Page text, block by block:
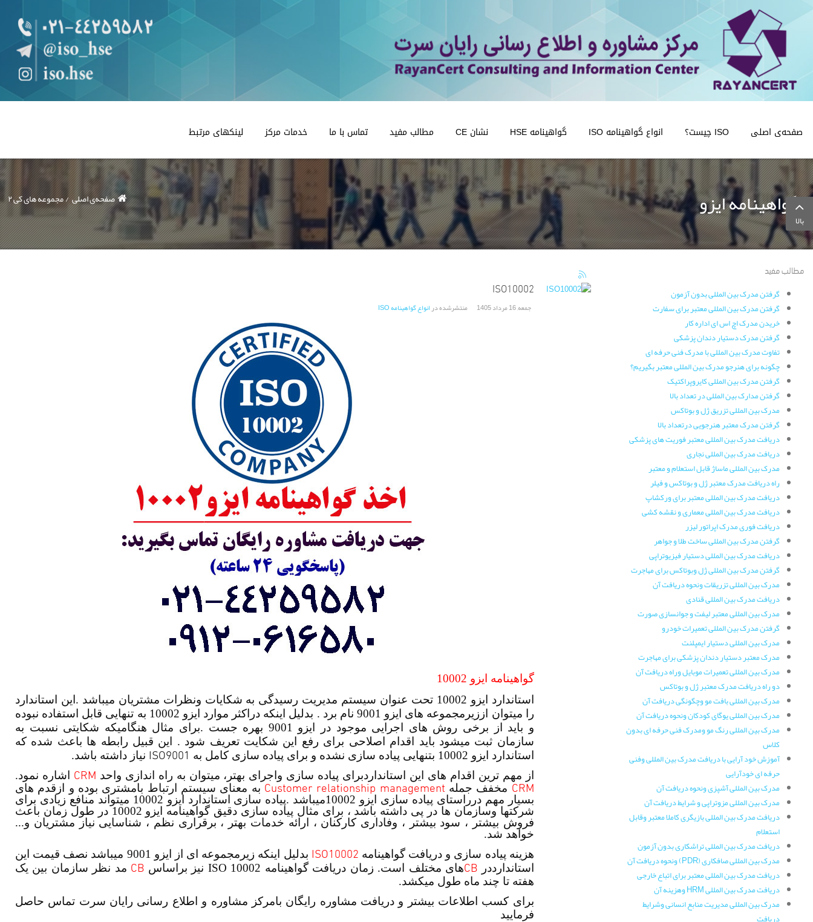
صفحه‌ی اصلی ISO چیست؟ انواع گواهینامه ISO گواهینامه HSE نشان CE مطالب مفید تماس با ما خدمات مرکز لینکهای مرتبط
صفحه‌ی اصلی مجموعه های کی ۲ گواهینامه ایزو
مطالب مفید
گرفتن مدرک بین المللی بدون آزمون
گرفتن مدرک بین المللی معتبر برای سفارت
خریدن مدرک اچ اس ای اداره کار
گرفتن مدرک دستیار دندان پزشکی
تفاوت مدرک بین المللی با مدرک فنی حرفه ای
چگونه برای هنرجو مدرک بین المللی معتبر بگیریم؟
گرفتن مدرک بین المللی کایروپراکتیک
گرفتن مدارک بین المللی در تعداد بالا
مدرک بین المللی تزریق ژل و بوتاکس
گرفتن مدرک معتبر هنرجویی درتعداد بالا
دریافت مدرک بین المللی معتبر فوریت های پزشکی
دریافت مدرک بین المللی نجاری
مدرک بین المللی ماساژ قابل استعلام و معتبر
راه دریافت مدرک معتبر ژل و بوتاکس و فیلر
دریافت مدرک بین المللی معتبر برای ورکشاپ
دریافت مدرک بین المللی معماری و نقشه کشی
دریافت فوری مدرک اپراتور لیزر
گرفتن مدرک بین المللی ساخت طلا و جواهر
دریافت مدرک بین المللی دستیار فیزیوتراپی
گرفتن مدرک بین المللی ژل وبوتاکس برای مهاجرت
مدرک بین المللی تزریقات ونحوه دریافت آن
دریافت مدرک بین المللی قنادی
مدرک بین المللی معتبر لیفت و جوانسازی صورت
گرفتن مدرک بین المللی تعمیرات خودرو
مدرک بین المللی دستیار ایمپلنت
مدرک معتبر دستیار دندان پزشکی برای مهاجرت
مدرک بین المللی تعمیرات موبایل وراه دریافت آن
دو راه دریافت مدرک معتبر ژل و بوتاکس
مدرک بین المللی بافت مو وچگونگی دریافت آن
مدرک بین المللی یوگای کودکان ونحوه دریافت آن
مدرک بین المللی رنگ مو ومدرک فنی حرفه ای بدون
کلاس
آموزش خود آرایی با دریافت مدرک بین المللی وفنی
حرفه ای خودآرایی
مدرک بین المللی آشپزی ونحوه دریافت آن
مدرک بین المللی مزوتراپی و شرایط دریافت آن
دریافت مدرک بین المللی بازیگری کاملا معتبر وقابل
استعلام
دریافت مدرک بین المللی تراشکاری بدون آزمون
مدرک بین المللی صافکاری (PDR) ونحوه دریافت آن
دریافت مدرک بین المللی معتبر برای اتباع خارجی
دریافت مدرک بین المللی HRM وهزینه آن
مدرک بین المللی مدیریت منابع انسانی وشرایط
ISO10002
جمعه, 16 مرداد 1405 منتشرشده درانواع گواهینامه ISO
گواهینامه ایزو 10002
استاندارد ایزو 10002 تحت عنوان سیستم مدیریت رسیدگی به شکایات ونظرات مشتریان میباشد .این استاندارد
را میتوان اززیرمجموعه های ایزو 9001 نام برد . بدلیل اینکه دراکثر موارد ایزو 10002 به تنهایی قابل استفاده نبوده
و باید از برخی روش های اجرایی موجود در ایزو 9001 بهره جست .برای مثال هنگامیکه شکایتی نسبت به
سازمان ثبت میشود باید اقدام اصلاحی برای رفع این شکایت تعریف شود . این قبیل رابطه ها باعث شده که
استاندارد ایزو 10002 بتنهایی پیاده سازی نشده و برای پیاده سازی کامل به
ISO9001 نیاز داشته باشد.
از مهم ترین اقدام های این استانداردبرای پیاده سازی واجرای بهتر، میتوان به راه اندازی واحد CRM اشاره نمود.
CRM مخفف جمله Customer relationship management به معنای سیستم ارتباط بامشتری بوده و ازقدم های
بسیار مهم درراستای پیاده سازی ایزو 10002میباشد .پیاده سازی استاندارد ایزو 10002 میتواند منافع زیادی برای
شرکتها وسازمان ها در پی داشته باشد ، برای مثال پیاده سازی دقیق گواهینامه ایزو 10002 در طول زمان باعث
فروش بیشتر ، سود بیشتر ، وفاداری کارکنان ، ارائه خدمات بهتر ، برقراری نظم ، شناسایی نیاز مشتریان و...
خواهد شد.
هزینه پیاده سازی و دریافت گواهینامه ISO10002
بدلیل اینکه زیرمجموعه ای از ایزو 9001 میباشد نصف قیمت این
استاندارددر CBهای مختلف است. زمان دریافت گواهینامه ISO 10002 نیز براساس CB مد نظر سازمان بین یک
هفته تا چند ماه طول میکشد.
برای کسب اطلاعات بیشتر و دریافت مشاوره رایگان بامرکز مشاوره و اطلاع رسانی رایان سرت تماس حاصل
فرمایید
بالا